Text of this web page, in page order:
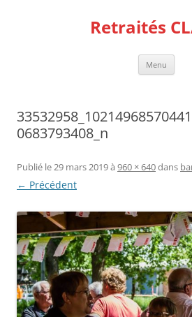
Retraités
Menu
0683793408_n
Publié le29 mars 2019à 960 × 640dans
← Précédent